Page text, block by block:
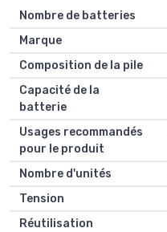
Nombre de batteries
Marque
Composition de la pile
Capacité de la
batterie
Usages recommandés
pour le produit
Nombre d'unités
Tension
Réutilisation